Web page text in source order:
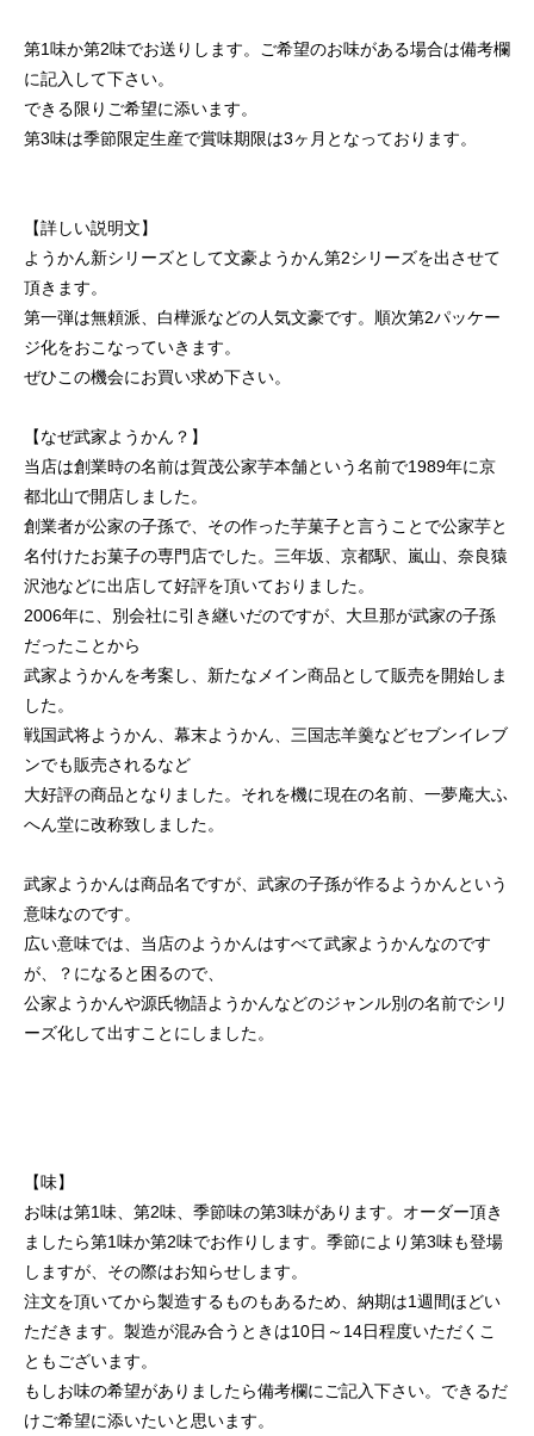
第1味か第2味でお送りします。ご希望のお味がある場合は備考欄
に記入して下さい。
できる限りご希望に添います。
第3味は季節限定生産で賞味期限は3ヶ月となっております。
【詳しい説明文】
ようかん新シリーズとして文豪ようかん第2シリーズを出させて
頂きます。
第一弾は無頼派、白樺派などの人気文豪です。順次第2パッケー
ジ化をおこなっていきます。
ぜひこの機会にお買い求め下さい。
【なぜ武家ようかん？】
当店は創業時の名前は賀茂公家芋本舗という名前で1989年に京
都北山で開店しました。
創業者が公家の子孫で、その作った芋菓子と言うことで公家芋と
名付けたお菓子の専門店でした。三年坂、京都駅、嵐山、奈良猿
沢池などに出店して好評を頂いておりました。
2006年に、別会社に引き継いだのですが、大旦那が武家の子孫
だったことから
武家ようかんを考案し、新たなメイン商品として販売を開始しま
した。
戦国武将ようかん、幕末ようかん、三国志羊羹などセブンイレブ
ンでも販売されるなど
大好評の商品となりました。それを機に現在の名前、一夢庵大ふ
へん堂に改称致しました。
武家ようかんは商品名ですが、武家の子孫が作るようかんという
意味なのです。
広い意味では、当店のようかんはすべて武家ようかんなのです
が、？になると困るので、
公家ようかんや源氏物語ようかんなどのジャンル別の名前でシリ
ーズ化して出すことにしました。
【味】
お味は第1味、第2味、季節味の第3味があります。オーダー頂き
ましたら第1味か第2味でお作りします。季節により第3味も登場
しますが、その際はお知らせします。
注文を頂いてから製造するものもあるため、納期は1週間ほどい
ただきます。製造が混み合うときは10日～14日程度いただくこ
ともございます。
もしお味の希望がありましたら備考欄にご記入下さい。できるだ
けご希望に添いたいと思います。